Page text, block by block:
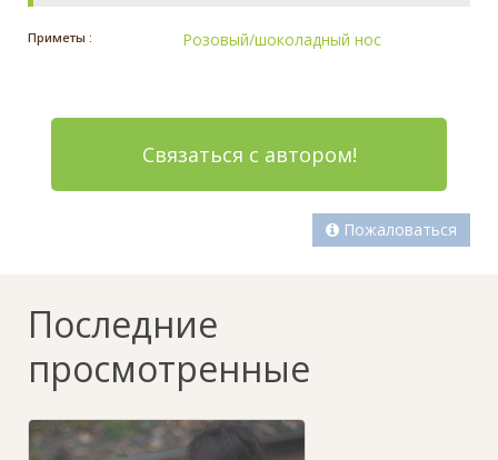
Приметы : Розовый/шоколадный нос
Связаться с автором!
Пожаловаться
Последние
просмотренные